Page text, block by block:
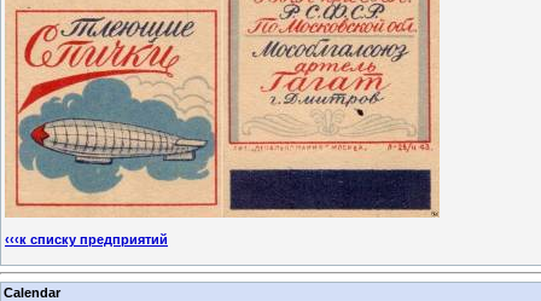
‹‹‹к списку предприятий
Calendar